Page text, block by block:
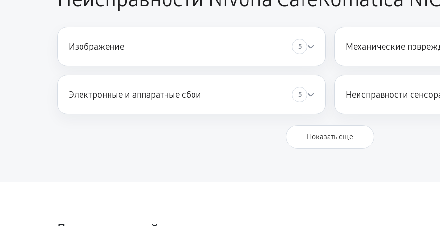
Изображение 5 Механические
Электронные и аппаратные сбои 5 Неисправности
Показать ещё